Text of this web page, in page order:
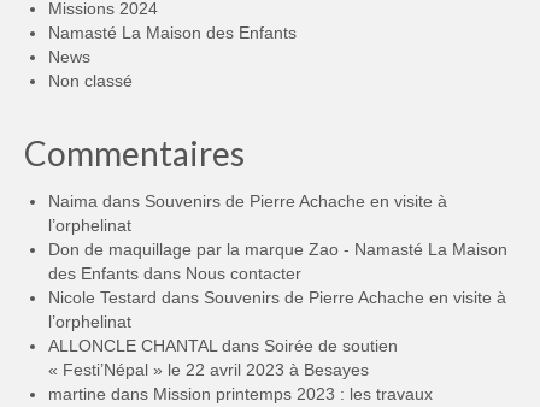
Missions 2024
Namasté La Maison des Enfants
News
Non classé
Commentaires
Naima dans Souvenirs de Pierre Achache en visite à
l’orphelinat
Don de maquillage par la marque Zao - Namasté La Maison
des Enfants dans Nous contacter
Nicole Testard dans Souvenirs de Pierre Achache en visite à
l’orphelinat
ALLONCLE CHANTAL dans Soirée de soutien
« Festi’Népal » le 22 avril 2023 à Besayes
martine dans Mission printemps 2023 : les travaux